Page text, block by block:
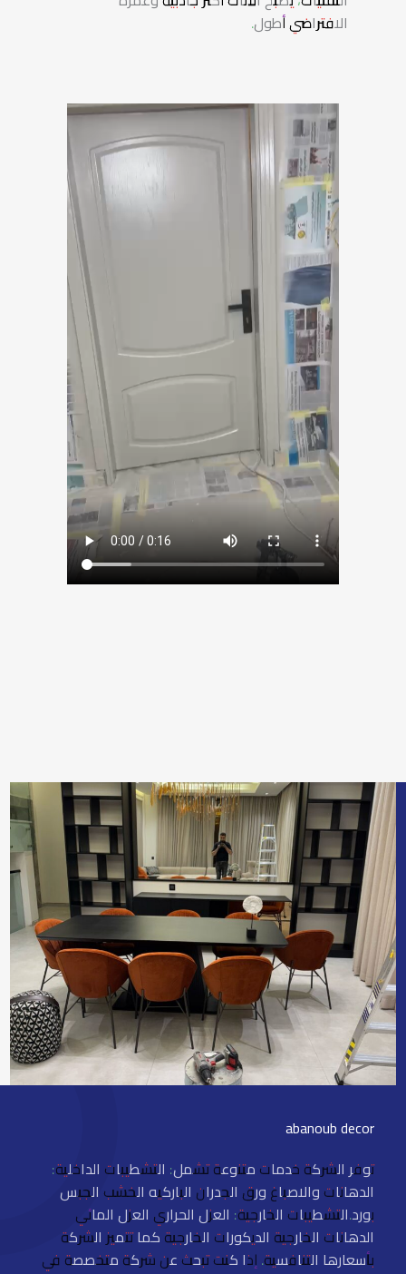
الافتراضي أطول.
abanoub decor
توفر الشركة خدمات متنوعة تشمل: التشطيبات الداخلية:
الدهانات والاصباغ ورق الجدران الباركيه الخشب الجبس
بورد.التشطيبات الخارجية: العزل الحراري العزل المائي
الدهانات الخارجية الديكورات الخارجية كما تتميز الشركة
بأسعارها التنافسية. إذا كنت تبحث عن شركة متخصصة في